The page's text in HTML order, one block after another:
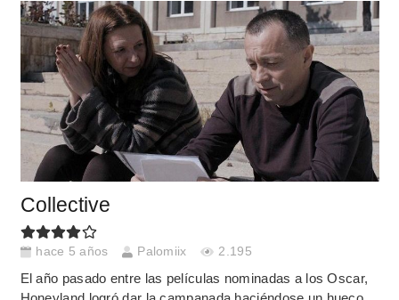
Collective
hace 5 años Palomiix 2.195
El año pasado entre las películas nominadas a los Oscar,